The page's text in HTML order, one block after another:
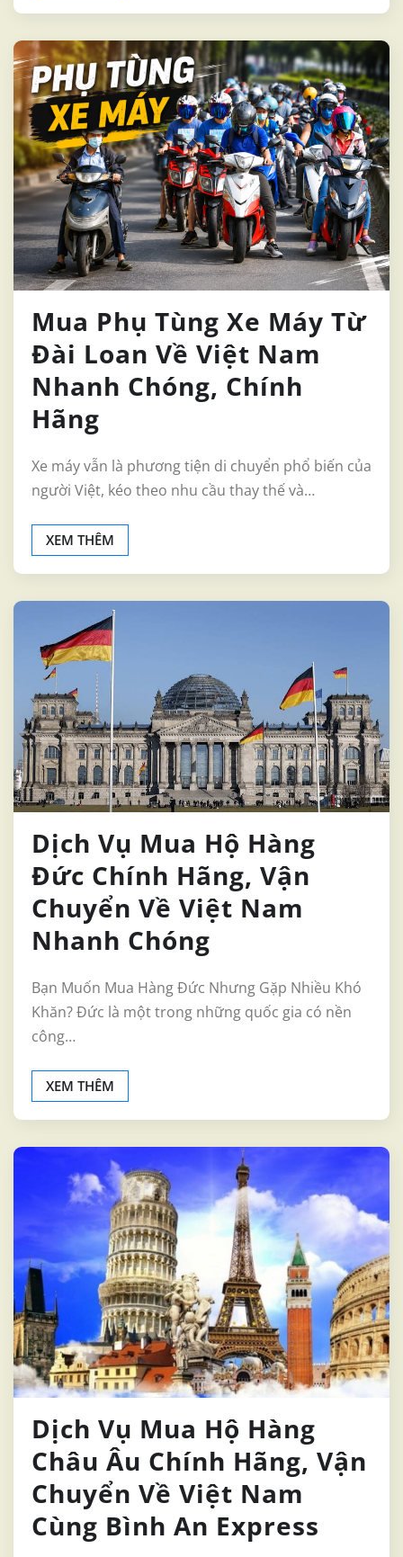
Mua Phụ Tùng Xe Máy Từ
Đài Loan Về Việt Nam
Nhanh Chóng, Chính
Hãng
Xe máy vẫn là phương tiện di chuyển phổ biến của
người Việt, kéo theo nhu cầu thay thế và…
XEM THÊM
Dịch Vụ Mua Hộ Hàng
Đức Chính Hãng, Vận
Chuyển Về Việt Nam
Nhanh Chóng
Bạn Muốn Mua Hàng Đức Nhưng Gặp Nhiều Khó
Khăn? Đức là một trong những quốc gia có nền
công…
XEM THÊM
Dịch Vụ Mua Hộ Hàng
Châu Âu Chính Hãng, Vận
Chuyển Về Việt Nam
Cùng Bình An Express